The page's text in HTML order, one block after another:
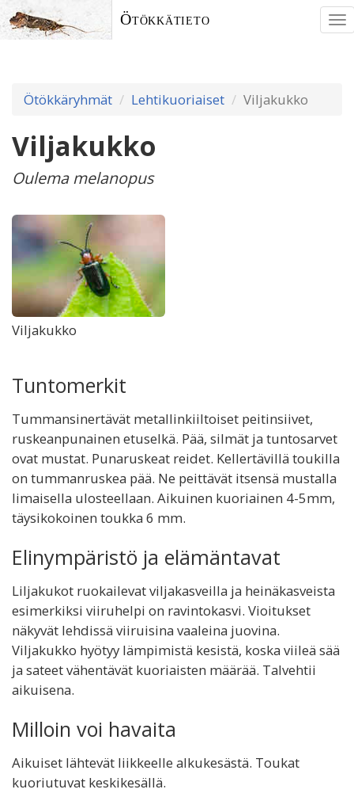
Ötökkätieto
Ötökkäryhmät Lehtikuoriaiset Viljakukko
Viljakukko
Oulema melanopus
Viljakukko
Tuntomerkit
Tummansinertävät metallinkiiltoiset peitinsiivet,
ruskeanpunainen etuselkä. Pää, silmät ja tuntosarvet
ovat mustat. Punaruskeat reidet. Kellertävillä toukilla
on tummanruskea pää. Ne peittävät itsensä mustalla
limaisella ulosteellaan. Aikuinen kuoriainen 4-5mm,
täysikokoinen toukka 6 mm.
Elinympäristö ja elämäntavat
Liljakukot ruokailevat viljakasveilla ja heinäkasveista
esimerkiksi viiruhelpi on ravintokasvi. Vioitukset
näkyvät lehdissä viiruisina vaaleina juovina.
Viljakukko hyötyy lämpimistä kesistä, koska viileä sää
ja sateet vähentävät kuoriaisten määrää. Talvehtii
aikuisena.
Milloin voi havaita
Aikuiset lähtevät liikkeelle alkukesästä. Toukat
kuoriutuvat keskikesällä.